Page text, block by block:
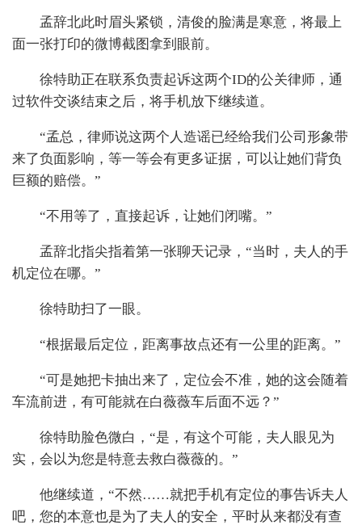
孟辞北此时眉头紧锁，清俊的脸满是寒意，将最上
面一张打印的微博截图拿到眼前。
徐特助正在联系负责起诉这两个ID的公关律师，通
过软件交谈结束之后，将手机放下继续道。
“孟总，律师说这两个人造谣已经给我们公司形象带
来了负面影响，等一等会有更多证据，可以让她们背负
巨额的赔偿。”
“不用等了，直接起诉，让她们闭嘴。”
孟辞北指尖指着第一张聊天记录，“当时，夫人的手
机定位在哪。”
徐特助扫了一眼。
“根据最后定位，距离事故点还有一公里的距离。”
“可是她把卡抽出来了，定位会不准，她的这会随着
车流前进，有可能就在白薇薇车后面不远？”
徐特助脸色微白，“是，有这个可能，夫人眼见为
实，会以为您是特意去救白薇薇的。”
他继续道，“不然……就把手机有定位的事告诉夫人
吧，您的本意也是为了夫人的安全，平时从来都没有查